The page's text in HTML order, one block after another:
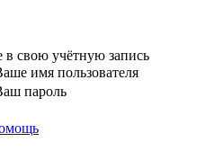
свою учётную запись
имя пользователя
пароль